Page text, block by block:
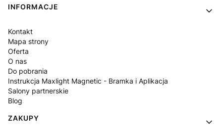
INFORMACJE
Kontakt
Mapa strony
Oferta
O nas
Do pobrania
Instrukcja Maxlight Magnetic - Bramka i Aplikacja
Salony partnerskie
Blog
ZAKUPY